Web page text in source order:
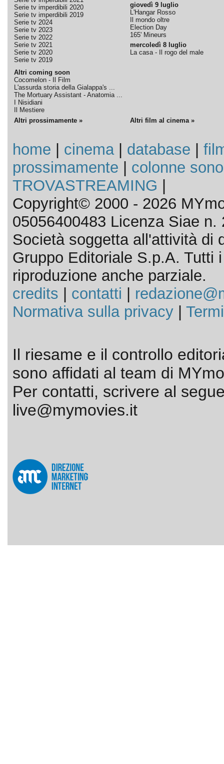
Serie tv imperdibili 2020
Serie tv imperdibili 2019
Serie tv 2024
Serie tv 2023
Serie tv 2022
Serie tv 2021
Serie tv 2020
Serie tv 2019
Altri coming soon
Cocomelon - Il Film
L'assurda storia della Gialappa's ...
The Mortuary Assistant - Anatomia ...
I Nisidiani
Il Mestiere
giovedì 9 luglio
L'Hangar Rosso
Il mondo oltre
Election Day
165' Mineurs
mercoledì 8 luglio
La casa - Il rogo del male
Altri prossimamente » Altri film al cinema »
home cinema| database
prossimamente
colonne
TROVASTREAMING
Copyright© 2000 - 2026
05056400483 Licenza Siae n.
Società soggetta all'attività di
Gruppo Editoriale S.p.A. Tutti
riproduzione anche parziale.
credits
contatti
Normativa sulla privacy|
Il riesame e il controllo
sono affidati al team di
Per contatti, scrivere al
live@mymovies.it